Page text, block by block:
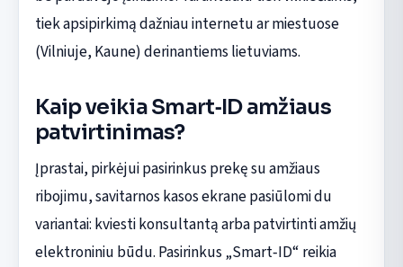
tiek apsipirkimą dažniau internetu ar miestuose
(Vilniuje, Kaune) derinantiems lietuviams.
Kaip veikia Smart‑ID amžiaus
patvirtinimas?
Įprastai, pirkėjui pasirinkus prekę su amžiaus
ribojimu, savitarnos kasos ekrane pasiūlomi du
variantai: kviesti konsultantą arba patvirtinti amžių
elektroniniu būdu. Pasirinkus „Smart‑ID“ reikia